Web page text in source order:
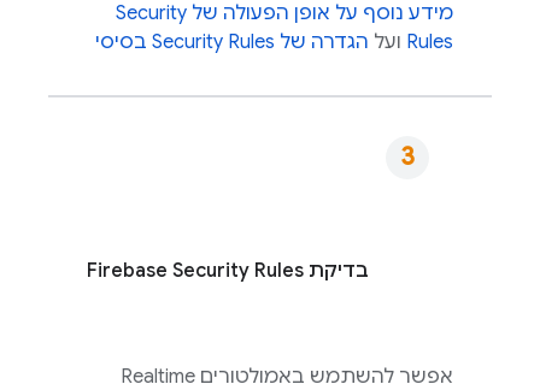
מידע נוסף על אופן הפעולה של Security
Rules ועל הגדרה של Security Rules בסיסי
בדיקת Firebase Security Rules
אפשר להשתמש באמולטורים Realtime